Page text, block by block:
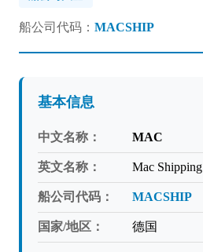
船公司代码： MACSHIP
基本信息
中文名称： MAC
英文名称： Mac Shipping
船公司代码： MACSHIP
国家/地区： 德国